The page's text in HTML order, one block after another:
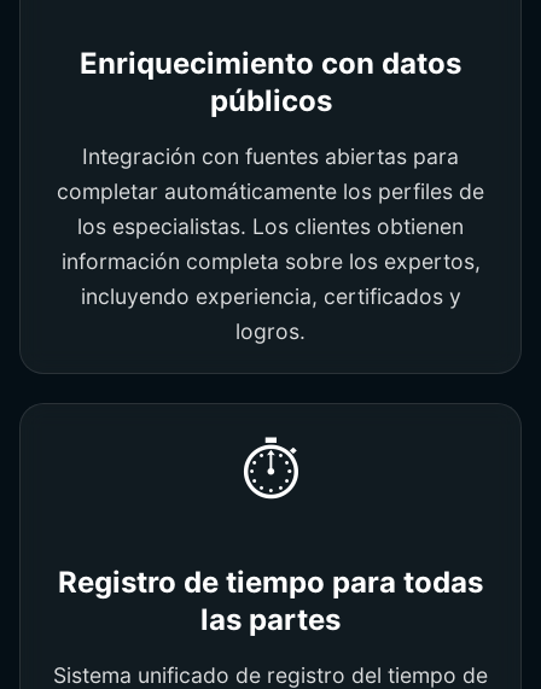
Enriquecimiento con datos
públicos
Integración con fuentes abiertas para
completar automáticamente los perfiles de
los especialistas. Los clientes obtienen
información completa sobre los expertos,
incluyendo experiencia, certificados y
logros.
⏱️
Registro de tiempo para todas
las partes
Sistema unificado de registro del tiempo de